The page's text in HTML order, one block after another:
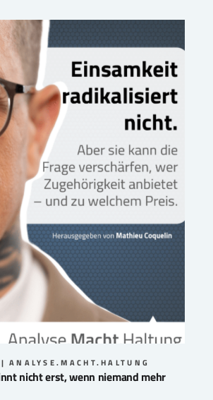
ANALYSE.MACHT.HALTUNG
nicht erst, wenn niemand mehr